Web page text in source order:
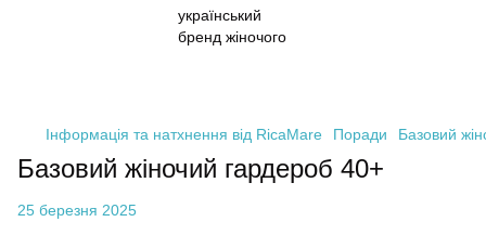
Інформація та натхнення від RicaMare Поради Базовий
Базовий жіночий гардероб 40+
25 березня 2025